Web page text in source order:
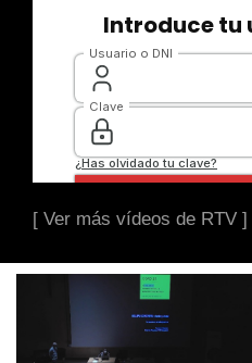
[ Ver más vídeos de RTV ]